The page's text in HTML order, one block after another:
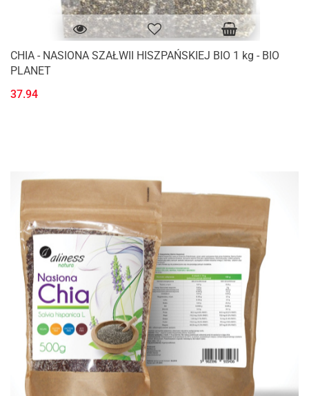
CHIA - NASIONA SZAŁWII HISZPAŃSKIEJ BIO 1 kg - BIO
PLANET
37.94